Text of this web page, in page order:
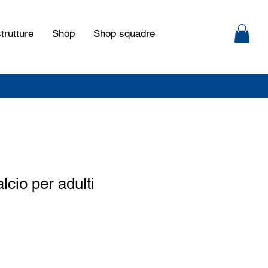
Shop Shop squadre
per adulti